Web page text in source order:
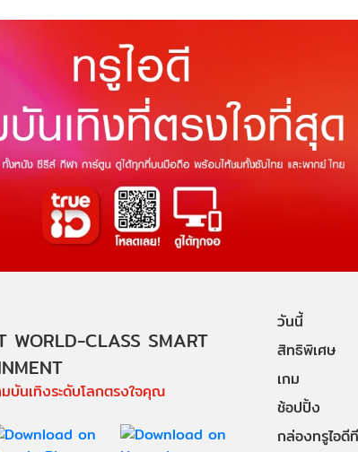
WORLD-CLASS SMART
บันเทิงระดับโลกตรงใจคุณ
วันนี้
สิทธิพิเศษ
เกม
ช้อปปิ้ง
กล่องทรูไอดี